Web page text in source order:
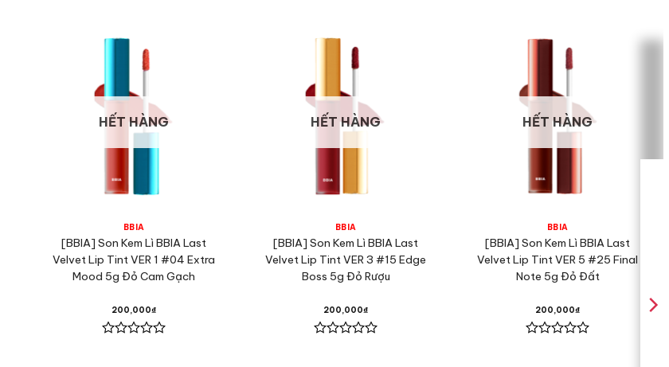
HẾT HÀNG
BBIA
[BBIA] Son Kem Lì BBIA Last
Velvet Lip Tint VER 1 #04 Extra
Mood 5g Đỏ Cam Gạch
200,000₫
HẾT HÀNG
BBIA
[BBIA] Son Kem Lì BBIA Last
Velvet Lip Tint VER 3 #15 Edge
Boss 5g Đỏ Rượu
200,000₫
HẾT HÀNG
BBIA
[BBIA] Son Kem Lì BBIA Last
Velvet Lip Tint VER 5 #25 Final
Note 5g Đỏ Đất
200,000₫